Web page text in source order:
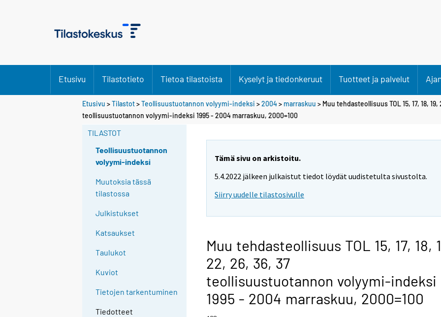
Etusivu Tilastotieto Tietoa tilastoista Kyselyt ja tiedonkeruut Tuotteet ja palvelut
Etusivu >Tilastot>Teollisuustuotannon volyymi-indeksi >2004> marraskuu > Muu tehdasteollisuus TOL 15, 17, 18, 19,
teollisuustuotannon volyymi-indeksi 1995 - 2004 marraskuu, 2000=100
TILASTOT
Teollisuustuotannon
volyymi-indeksi
Muutoksia tässä
tilastossa
Julkistukset
Katsaukset
Taulukot
Kuviot
Tietojen tarkentuminen
Tiedotteet
Tämä sivu on arkistoitu.
5.4.2022 jälkeen julkaistut tiedot löydät uudistetulta sivustolta.
Siirry uudelle tilastosivulle
Muu tehdasteollisuus TOL 15, 17, 18,
22, 26, 36, 37
teollisuustuotannon volyymi-indeksi
1995 - 2004 marraskuu, 2000=100